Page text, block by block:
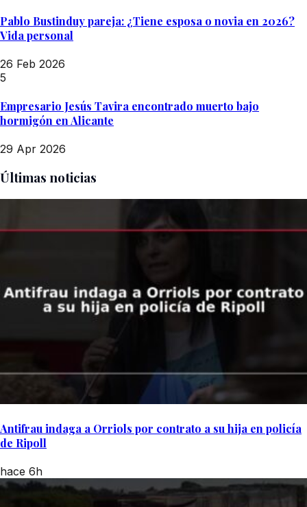
Pablo Bustinduy pareja: ¿Tiene esposa o novia en 2026?
Vida personal
26 Feb 2026
5
Empresario Jesús Tavira encontrado muerto bajo
hormigón en Alicante
29 Apr 2026
Últimas noticias
Antifrau indaga a Orriols por contrato a su hija en policía
de Ripoll
hace 6h